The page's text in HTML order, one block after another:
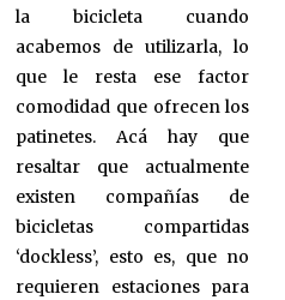
la bicicleta cuando
acabemos de utilizarla, lo
que le resta ese factor
comodidad que ofrecen los
patinetes. Acá hay que
resaltar que actualmente
existen compañías de
bicicletas compartidas
‘dockless’, esto es, que no
requieren estaciones para